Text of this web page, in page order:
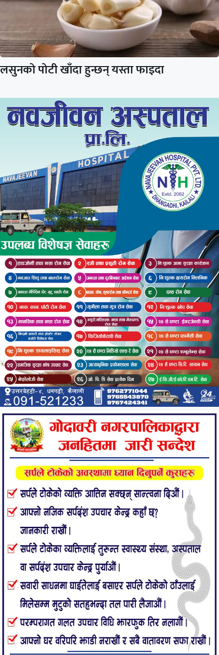
लसुनको पोटी खाँदा हुन्छन् यस्ता फाइदा